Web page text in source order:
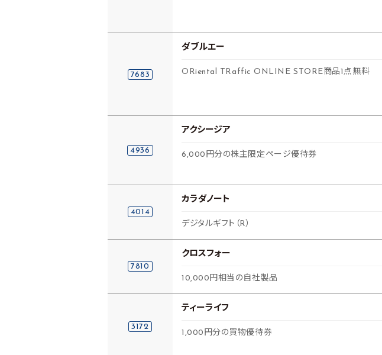
7683
ダブルエー
ORiental TRaffic ONLINE STORE商品1点無料
4936
アクシージア
6,000円分の株主限定ページ優待券
4014
カラダノート
デジタルギフト（R）
7810
クロスフォー
10,000円相当の自社製品
3172
ティーライフ
1,000円分の買物優待券